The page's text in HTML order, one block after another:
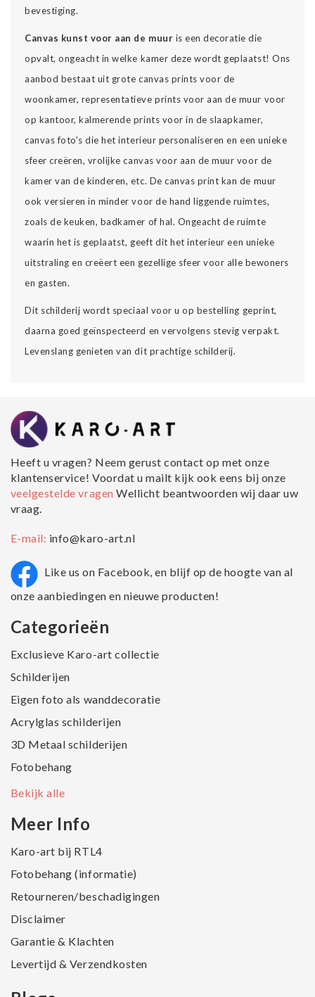
bevestiging.
Canvas kunst voor aan de muur is een decoratie die
opvalt, ongeacht in welke kamer deze wordt geplaatst! Ons
aanbod bestaat uit grote canvas prints voor de
woonkamer, representatieve prints voor aan de muur voor
op kantoor, kalmerende prints voor in de slaapkamer,
canvas foto's die het interieur personaliseren en een unieke
sfeer creëren, vrolijke canvas voor aan de muur voor de
kamer van de kinderen, etc. De canvas print kan de muur
ook versieren in minder voor de hand liggende ruimtes,
zoals de keuken, badkamer of hal. Ongeacht de ruimte
waarin het is geplaatst, geeft dit het interieur een unieke
uitstraling en creëert een gezellige sfeer voor alle bewoners
en gasten.
Dit schilderij wordt speciaal voor u op bestelling geprint,
daarna goed geïnspecteerd en vervolgens stevig verpakt.
Levenslang genieten van dit prachtige schilderij.
Heeft u vragen? Neem gerust contact op met onze
klantenservice! Voordat u mailt kijk ook eens bij onze
veelgestelde vragenWellicht beantwoorden wij daar uw
vraag.
E-mail: info@karo-art.nl
Like us on Facebook, en blijf op de hoogte van al
onze aanbiedingen en nieuwe producten!
Categorieën
Exclusieve Karo-art collectie
Schilderijen
Eigen foto als wanddecoratie
Acrylglas schilderijen
3D Metaal schilderijen
Fotobehang
Bekijk alle
Meer Info
Karo-art bij RTL4
Fotobehang (informatie)
Retourneren/beschadigingen
Disclaimer
Garantie & Klachten
Levertijd & Verzendkosten